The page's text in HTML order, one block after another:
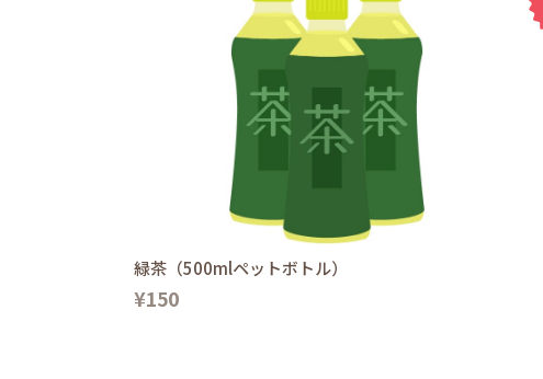
緑茶（500mlペットボトル）
¥150